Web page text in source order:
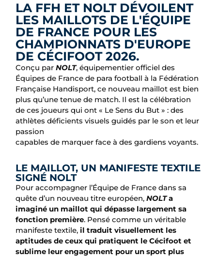
LA FFH ET NOLT DÉVOILENT
LES MAILLOTS DE L'ÉQUIPE
DE FRANCE POUR LES
CHAMPIONNATS D'EUROPE
DE CÉCIFOOT 2026.
Conçu par NOLT, équipementier officiel des
Équipes de France de para football à la Fédération
Française Handisport, ce nouveau maillot est bien
plus qu’une tenue de match. Il est la célébration
de ces joueurs qui ont « Le Sens du But » : des
athlètes déficients visuels guidés par le son et leur
passion
capables de marquer face à des gardiens voyants.
LE MAILLOT, UN MANIFESTE TEXTILE
SIGNÉ NOLT
Pour accompagner l’Équipe de France dans sa
quête d’un nouveau titre européen, NOLT a
imaginé un maillot qui dépasse largement sa
fonction première. Pensé comme un véritable
manifeste textile, il traduit visuellement les
aptitudes de ceux qui pratiquent le Cécifoot et
sublime leur engagement pour un sport plus